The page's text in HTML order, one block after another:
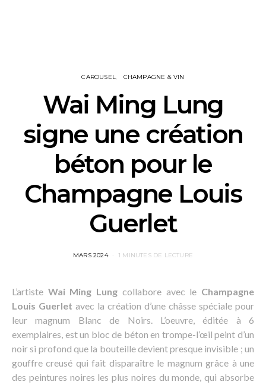
CAROUSEL CHAMPAGNE & VIN
Wai Ming Lung
signe une création
béton pour le
Champagne Louis
Guerlet
POSTED
MARS 2024 1 MINUTES DE LECTURE
L’artiste Wai Ming Lung collabore avec le Champagne
Louis Guerlet avec la création d’une châsse spéciale pour
leur magnum Blanc de Noirs. L’oeuvre, éditée à 6
exemplaires, est un bloc de béton en trompe-l’œil peint d’un
noir si profond que la bouteille devient presque invisible ; un
gouffre creusé qui fait disparaître le magnum grâce à une
des peintures noires les plus noires du monde, qui absorbe